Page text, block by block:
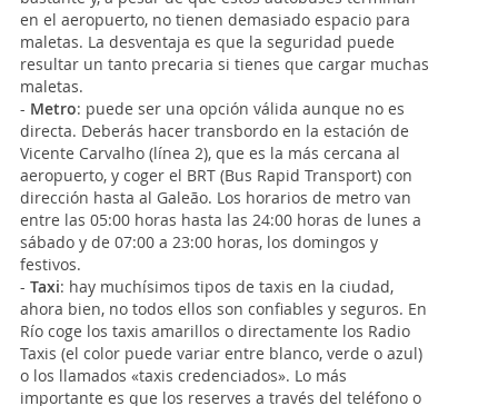
en el aeropuerto, no tienen demasiado espacio para
maletas. La desventaja es que la seguridad puede
resultar un tanto precaria si tienes que cargar muchas
maletas.
- Metro: puede ser una opción válida aunque no es
directa. Deberás hacer transbordo en la estación de
Vicente Carvalho (línea 2), que es la más cercana al
aeropuerto, y coger el BRT (Bus Rapid Transport) con
dirección hasta al Galeão. Los horarios de metro van
entre las 05:00 horas hasta las 24:00 horas de lunes a
sábado y de 07:00 a 23:00 horas, los domingos y
festivos.
- Taxi: hay muchísimos tipos de taxis en la ciudad,
ahora bien, no todos ellos son confiables y seguros. En
Río coge los taxis amarillos o directamente los Radio
Taxis (el color puede variar entre blanco, verde o azul)
o los llamados «taxis credenciados». Lo más
importante es que los reserves a través del teléfono o